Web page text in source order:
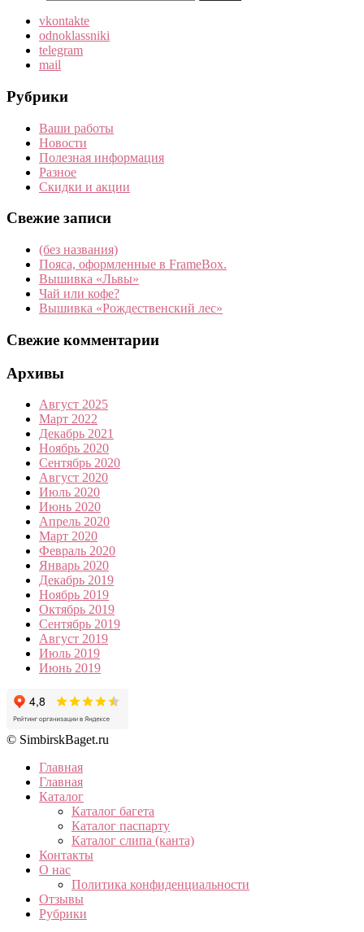
vkontakte
odnoklassniki
telegram
mail
Рубрики
Ваши работы
Новости
Полезная информация
Разное
Скидки и акции
Свежие записи
(без названия)
Пояса, оформленные в FrameBox.
Вышивка «Львы»
Чай или кофе?
Вышивка «Рождественский лес»
Свежие комментарии
Архивы
Август 2025
Март 2022
Декабрь 2021
Ноябрь 2020
Сентябрь 2020
Август 2020
Июль 2020
Июнь 2020
Апрель 2020
Март 2020
Февраль 2020
Январь 2020
Декабрь 2019
Ноябрь 2019
Октябрь 2019
Сентябрь 2019
Август 2019
Июль 2019
Июнь 2019
© SimbirskBaget.ru
Главная
Главная
Каталог
Каталог багета
Каталог паспарту
Каталог слипа (канта)
Контакты
О нас
Политика конфиденциальности
Отзывы
Рубрики